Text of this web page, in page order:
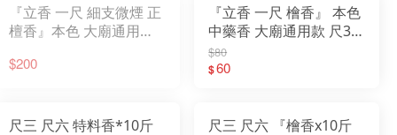
『立香 一尺 細支微煙 正
檀香』本色 大廟通用款
檀香 原木香 一貫道
$200
『立香 一尺 檜香』 本色
中藥香 大廟通用款 尺3
尺6 一斤裝 香 立香 檀香
原木香 一貫道
$80
$60
尺三 尺六 特料香*10斤
尺三 尺六 『檜香x10斤